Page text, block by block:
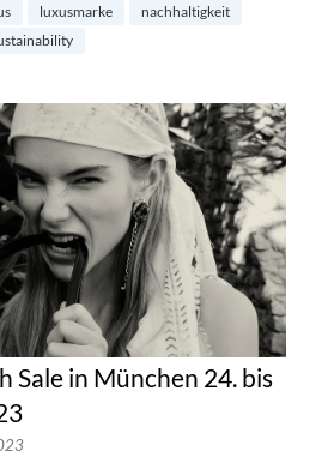
luxusmarke
nachhaltigkeit
Sale in München 24. bis